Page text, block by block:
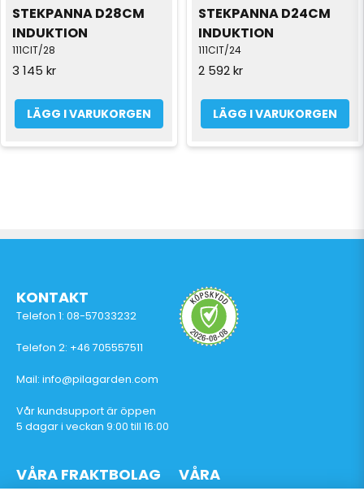
STEKPANNA D28CM
INDUKTION
111CIT/28
3 145 kr
LÄGG I VARUKORGEN
STEKPANNA D24CM
INDUKTION
111CIT/24
2 592 kr
LÄGG I VARUKORGEN
KONTAKT
Telefon 1: 08-57033232
Telefon 2: +46 705557511
Mail: info@pilagarden.com
Vår kundsupport är öppen
5 dagar i veckan 9:00 till 16:00
VÅRA FRAKTBOLAG
VÅRA